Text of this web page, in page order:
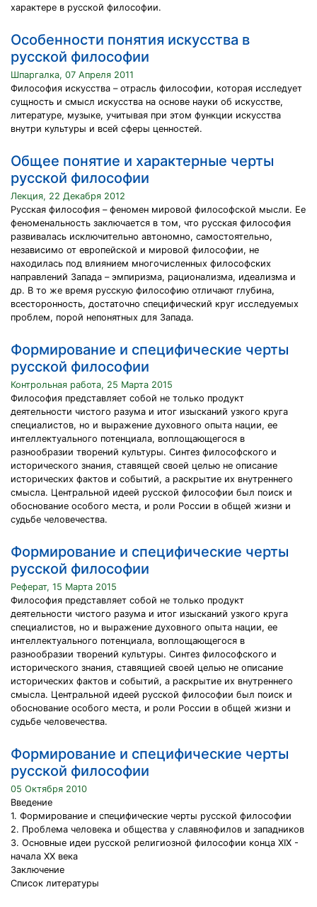
характере в русской философии.
Особенности понятия искусства в
русской философии
Шпаргалка, 07 Апреля 2011
Философия искусства – отрасль философии, которая исследует
сущность и смысл искусства на основе науки об искусстве,
литературе, музыке, учитывая при этом функции искусства
внутри культуры и всей сферы ценностей.
Общее понятие и характерные черты
русской философии
Лекция, 22 Декабря 2012
Русская философия – феномен мировой философской мысли. Ее
феноменальность заключается в том, что русская философия
развивалась исключительно автономно, самостоятельно,
независимо от европейской и мировой философии, не
находилась под влиянием многочисленных философских
направлений Запада – эмпиризма, рационализма, идеализма и
др. В то же время русскую философию отличают глубина,
всесторонность, достаточно специфический круг исследуемых
проблем, порой непонятных для Запада.
Формирование и специфические черты
русской философии
Контрольная работа, 25 Марта 2015
Философия представляет собой не только продукт
деятельности чистого разума и итог изысканий узкого круга
специалистов, но и выражение духовного опыта нации, ее
интеллектуального потенциала, воплощающегося в
разнообразии творений культуры. Синтез философского и
исторического знания, ставящей своей целью не описание
исторических фактов и событий, а раскрытие их внутреннего
смысла. Центральной идеей русской философии был поиск и
обоснование особого места, и роли России в общей жизни и
судьбе человечества.
Формирование и специфические черты
русской философии
Реферат, 15 Марта 2015
Философия представляет собой не только продукт
деятельности чистого разума и итог изысканий узкого круга
специалистов, но и выражение духовного опыта нации, ее
интеллектуального потенциала, воплощающегося в
разнообразии творений культуры. Синтез философского и
исторического знания, ставящией своей целью не описание
исторических фактов и событий, а раскрытие их внутреннего
смысла. Центральной идеей русской философии был поиск и
обоснование особого места, и роли России в общей жизни и
судьбе человечества.
Формирование и специфические черты
русской философии
05 Октября 2010
Введение
1. Формирование и специфические черты русской философии
2. Проблема человека и общества у славянофилов и западников
3. Основные идеи русской религиозной философии конца ХIX -
начала XX века
Заключение
Список литературы